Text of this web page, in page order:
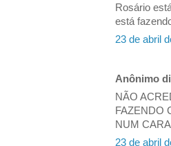
Rosário
está
23 de abril
Anônimo
NÃO
FAZENDO
NUM
23 de abril